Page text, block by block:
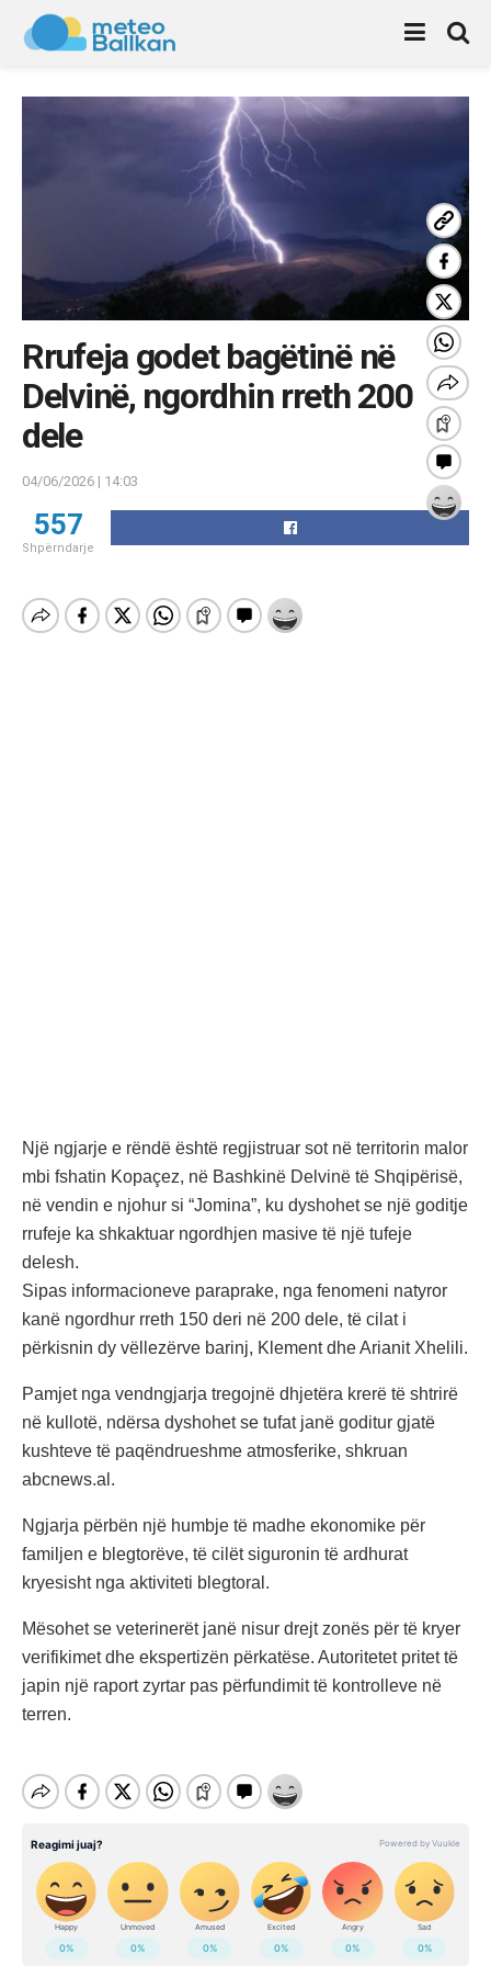
Rrufeja godet bagëtinë në
Delvinë, ngordhin rreth 200
dele
04/06/2026 | 14:03
557
Shpërndarje
Një ngjarje e rëndë është regjistruar sot në territorin malor
mbi fshatin Kopaçez, në Bashkinë Delvinë të Shqipërisë,
në vendin e njohur si “Jomina”, ku dyshohet se një goditje
rrufeje ka shkaktuar ngordhjen masive të një tufeje
delesh.
Sipas informacioneve paraprake, nga fenomeni natyror
kanë ngordhur rreth 150 deri në 200 dele, të cilat i
përkisnin dy vëllezërve barinj, Klement dhe Arianit Xhelili.
Pamjet nga vendngjarja tregojnë dhjetëra krerë të shtrirë
në kullotë, ndërsa dyshohet se tufat janë goditur gjatë
kushteve të paqëndrueshme atmosferike, shkruan
abcnews.al.
Ngjarja përbën një humbje të madhe ekonomike për
familjen e blegtorëve, të cilët siguronin të ardhurat
kryesisht nga aktiviteti blegtoral.
Mësohet se veterinerët janë nisur drejt zonës për të kryer
verifikimet dhe ekspertizën përkatëse. Autoritetet pritet të
japin një raport zyrtar pas përfundimit të kontrolleve në
terren.